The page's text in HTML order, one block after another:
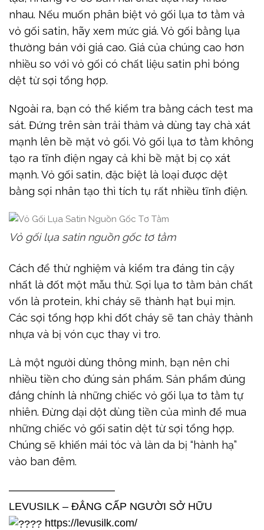
nhau. Nếu muốn phân biệt vỏ gối lụa tơ tằm và
vỏ gối satin, hãy xem mức giá. Vỏ gối bằng lụa
thường bán với giá cao. Giá của chúng cao hơn
nhiều so với vỏ gối có chất liệu satin phi bóng
dệt từ sợi tổng hợp.
Ngoài ra, bạn có thể kiểm tra bằng cách test ma
sát. Đứng trên sàn trải thảm và dùng tay chà xát
mạnh lên bề mặt vỏ gối. Vỏ gối lụa tơ tằm không
tạo ra tĩnh điện ngay cả khi bề mặt bị cọ xát
mạnh. Vỏ gối satin, đặc biệt là loại được dệt
bằng sợi nhân tạo thì tích tụ rất nhiều tĩnh điện.
Vỏ gối lụa satin nguồn gốc tơ tằm
Cách để thử nghiệm và kiểm tra đáng tin cậy
nhất là đốt một mẫu thử. Sợi lụa tơ tằm bản chất
vốn là protein, khi cháy sẽ thành hạt bụi mịn.
Các sợi tổng hợp khi đốt cháy sẽ tan chảy thành
nhựa và bị vón cục thay vì tro.
Là một người dùng thông minh, bạn nên chi
nhiều tiền cho đúng sản phẩm. Sản phẩm đúng
đắng chính là những chiếc vỏ gối lụa tơ tằm tự
nhiên. Đừng dại dột dùng tiền của mình để mua
những chiếc vỏ gối satin dệt từ sợi tổng hợp.
Chúng sẽ khiến mái tóc và làn da bị “hành hạ”
vào ban đêm.
——————————
LEVUSILK – ĐẲNG CẤP NGƯỜI SỞ HỮU
https://levusilk.com/